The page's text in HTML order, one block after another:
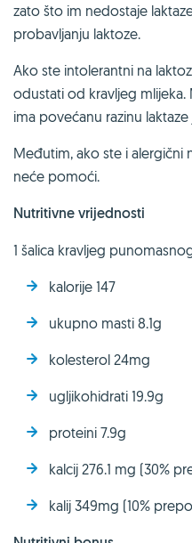
zato što im nedostaje
probavljanju laktoze.
Ako ste intolerantni na
odustati od kravljeg mlijeka.
ima povećanu razinu
Međutim, ako ste i alergični
neće pomoći.
Nutritivne vrijednosti
1 šalica kravljeg
kalorije 147
ukupno masti 8.1g
kolesterol 24mg
ugljikohidrati 19.9g
proteini 7.9g
kalcij 276.1 mg (30%
kalij 349mg (10%